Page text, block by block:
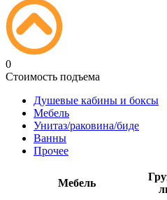
0
Стоимость подъема
Душевые кабины и боксы
Мебель
Унитаз/раковина/биде
Ванны
Прочее
Мебель